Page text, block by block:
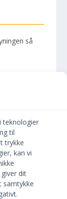
teknologier
til
trykke
kan vi
dit
samtykke
så
iflg.